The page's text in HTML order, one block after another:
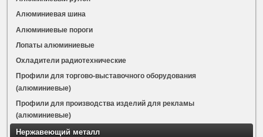
Алюминиевая шина
Алюминиевые пороги
Лопаты алюминиевые
Охладители радиотехнические
Профили для торгово-выставочного оборудования
(алюминиевые)
Профили для производства изделий для рекламы
(алюминиевые)
Нержавеющий металл